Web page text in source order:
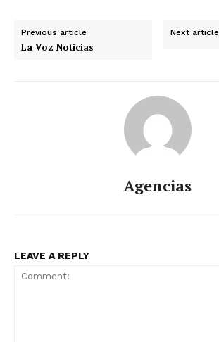
Previous article
La Voz Noticias
Next article
Agencias
LEAVE A REPLY